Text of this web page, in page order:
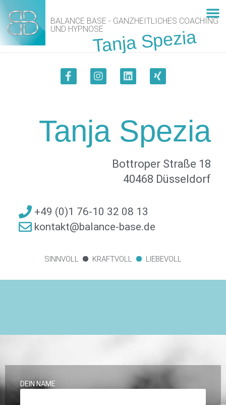
BALANCE BASE - GANZHEITLICHES COACHING
UND HYPNOSETanja Spezia
Tanja Spezia
Bottroper Straße 18
40468 Düsseldorf
+49 (0)1 76-10 32 08 13
kontakt@balance-base.de
SINNVOLL • KRAFTVOLL • LIEBEVOLL
DEIN NAME